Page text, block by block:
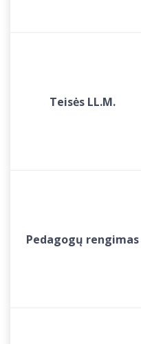
Teisės LL.M.
Pedagogų rengimas